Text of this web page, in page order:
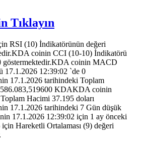
Tıklayın
RSI (10) İndikatörünün değeri
coinin CCI (10-10) İndikatörü
göstermektedir.KDA coinin MACD
17.1.2026 12:39:02 `de 0
17.1.2026 tarihindeki Toplam
KDAKDA coinin
Hacimi 37.195 doları
17.1.2026 tarihindeki 7 Gün düşük
17.1.2026 12:39:02 için 1 ay önceki
Hareketli Ortalaması (9) değeri